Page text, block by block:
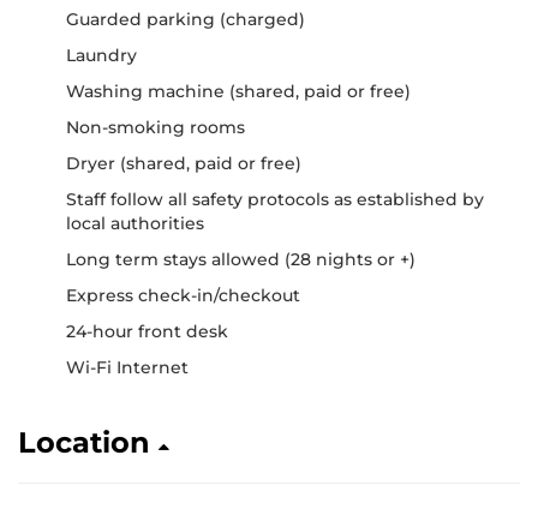
Guarded parking (charged)
Laundry
Washing machine (shared, paid or free)
Non-smoking rooms
Dryer (shared, paid or free)
Staff follow all safety protocols as established by
local authorities
Long term stays allowed (28 nights or +)
Express check-in/checkout
24-hour front desk
Wi-Fi Internet
Location